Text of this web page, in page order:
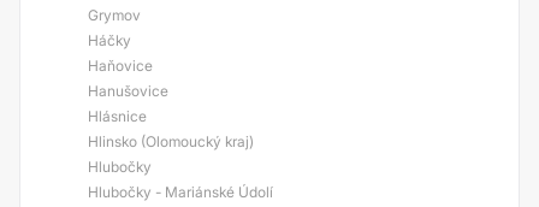
Grymov
Háčky
Haňovice
Hanušovice
Hlásnice
Hlinsko (Olomoucký kraj)
Hlubočky
Hlubočky - Mariánské Údolí